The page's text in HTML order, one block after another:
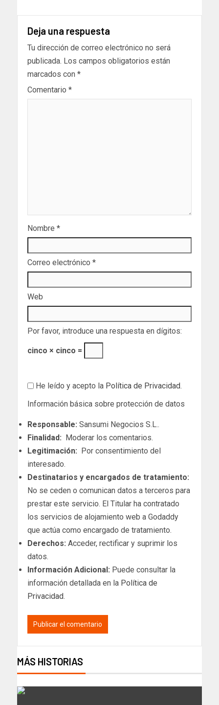
Deja una respuesta
Tu dirección de correo electrónico no será
publicada. Los campos obligatorios están
marcados con *
Comentario *
Nombre *
Correo electrónico *
Web
Por favor, introduce una respuesta en dígitos:
cinco × cinco =
He leído y acepto la Política de Privacidad.
Información básica sobre protección de datos
Responsable: Sansumi Negocios S.L..
Finalidad: Moderar los comentarios.
Legitimación: Por consentimiento del
interesado.
Destinatarios y encargados de tratamiento:
No se ceden o comunican datos a terceros para
prestar este servicio. El Titular ha contratado
los servicios de alojamiento web a Godaddy
que actúa como encargado de tratamiento.
Derechos: Acceder, rectificar y suprimir los
datos.
Información Adicional: Puede consultar la
información detallada en la Política de
Privacidad.
MÁS HISTORIAS